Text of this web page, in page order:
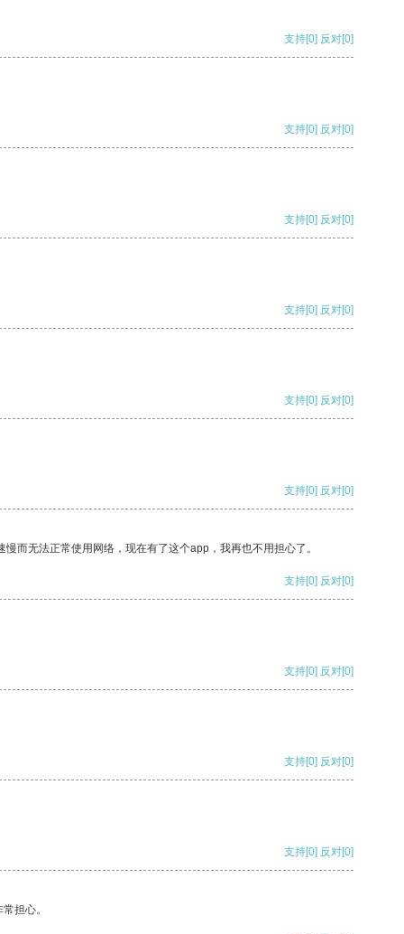
支持[0] 反对[0]
支持[0] 反对[0]
支持[0] 反对[0]
支持[0] 反对[0]
支持[0] 反对[0]
支持[0] 反对[0]
而无法正常使用网络，现在有了这个app，我再也不用担心了。
支持[0] 反对[0]
支持[0] 反对[0]
支持[0] 反对[0]
支持[0] 反对[0]
担心。